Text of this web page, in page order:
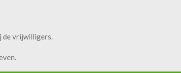
de vrijwilligers.